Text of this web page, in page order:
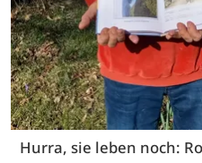
Hurra, sie leben noch: